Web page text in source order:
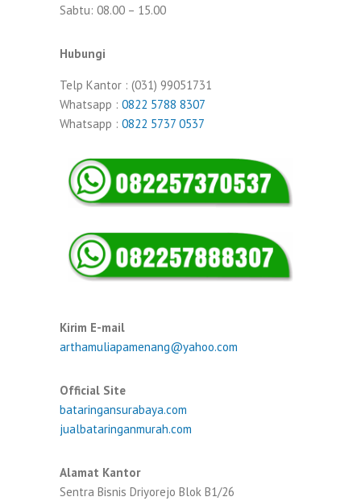
Sabtu: 08.00 – 15.00
Hubungi
Telp Kantor : (031) 99051731
Whatsapp : 0822 5788 8307
Whatsapp : 0822 5737 0537
Kirim E-mail
arthamuliapamenang@yahoo.com
Official Site
bataringansurabaya.com
jualbataringanmurah.com
Alamat Kantor
Sentra Bisnis Driyorejo Blok B1/26